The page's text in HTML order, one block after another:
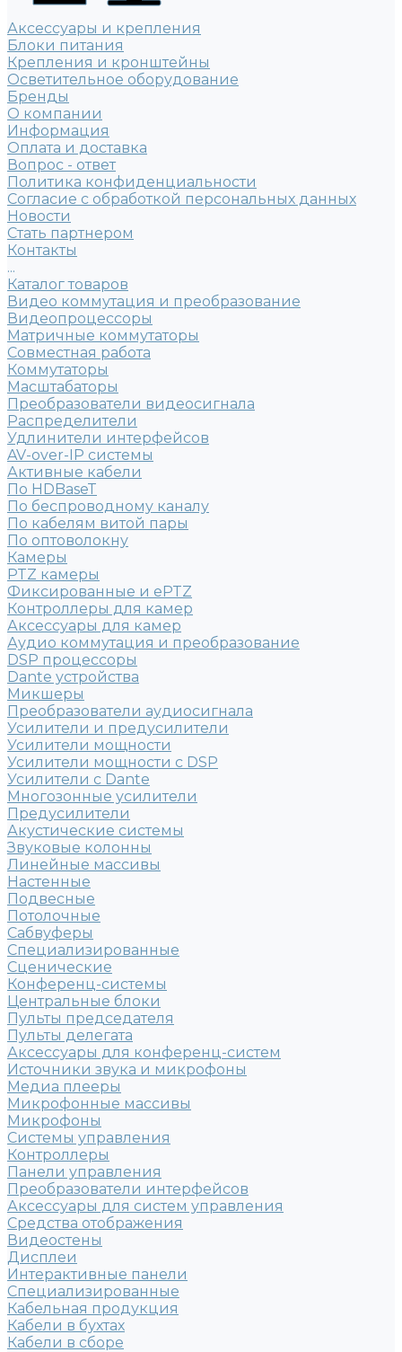
Аксессуары и крепления
Блоки питания
Крепления и кронштейны
Осветительное оборудование
Бренды
О компании
Информация
Оплата и доставка
Вопрос - ответ
Политика конфиденциальности
Согласие с обработкой персональных данных
Новости
Стать партнером
Контакты
...
Каталог товаров
Видео коммутация и преобразование
Видеопроцессоры
Матричные коммутаторы
Совместная работа
Коммутаторы
Масштабаторы
Преобразователи видеосигнала
Распределители
Удлинители интерфейсов
AV-over-IP системы
Активные кабели
По HDBaseT
По беспроводному каналу
По кабелям витой пары
По оптоволокну
Камеры
PTZ камеры
Фиксированные и ePTZ
Контроллеры для камер
Аксессуары для камер
Аудио коммутация и преобразование
DSP процессоры
Dante устройства
Микшеры
Преобразователи аудиосигнала
Усилители и предусилители
Усилители мощности
Усилители мощности с DSP
Усилители с Dante
Многозонные усилители
Предусилители
Акустические системы
Звуковые колонны
Линейные массивы
Настенные
Подвесные
Потолочные
Сабвуферы
Специализированные
Сценические
Конференц-системы
Центральные блоки
Пульты председателя
Пульты делегата
Аксессуары для конференц-систем
Источники звука и микрофоны
Медиа плееры
Микрофонные массивы
Микрофоны
Системы управления
Контроллеры
Панели управления
Преобразователи интерфейсов
Аксессуары для систем управления
Средства отображения
Видеостены
Дисплеи
Интерактивные панели
Специализированные
Кабельная продукция
Кабели в бухтах
Кабели в сборе